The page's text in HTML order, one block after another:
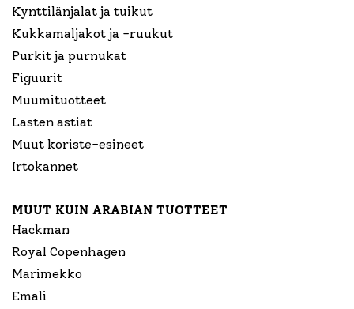
Kynttilänjalat ja tuikut
Kukkamaljakot ja -ruukut
Purkit ja purnukat
Figuurit
Muumituotteet
Lasten astiat
Muut koriste-esineet
Irtokannet
MUUT KUIN ARABIAN TUOTTEET
Hackman
Royal Copenhagen
Marimekko
Emali